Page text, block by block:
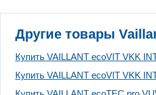
Другие товары
Купить VAILLANT ecoVIT VKK
Купить VAILLANT ecoVIT VKK